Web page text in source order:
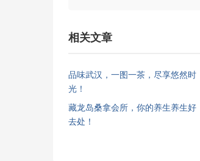
相关文章
品味武汉，一图一茶，尽享悠然时
光！
藏龙岛桑拿会所，你的养生养生好
去处！